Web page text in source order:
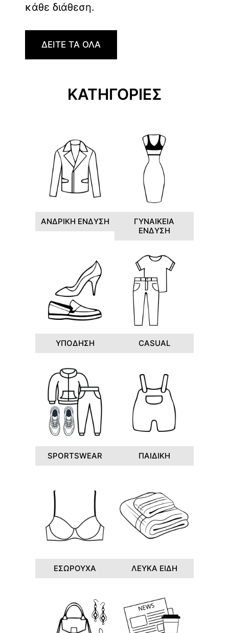
κάθε διάθεση.
ΔΕΙΤΕ ΤΑ ΟΛΑ
ΚΑΤΗΓΟΡΙΕΣ
ΑΝΔΡΙΚΗ ΕΝΔΥΣΗ
ΓΥΝΑΙΚΕΙΑ
ΕΝΔΥΣΗ
ΥΠΟΔΗΣΗ CASUAL
SPORTSWEAR ΠΑΙΔΙΚΗ
ΕΣΩΡΟΥΧΑ ΛΕΥΚΑ ΕΙΔΗ